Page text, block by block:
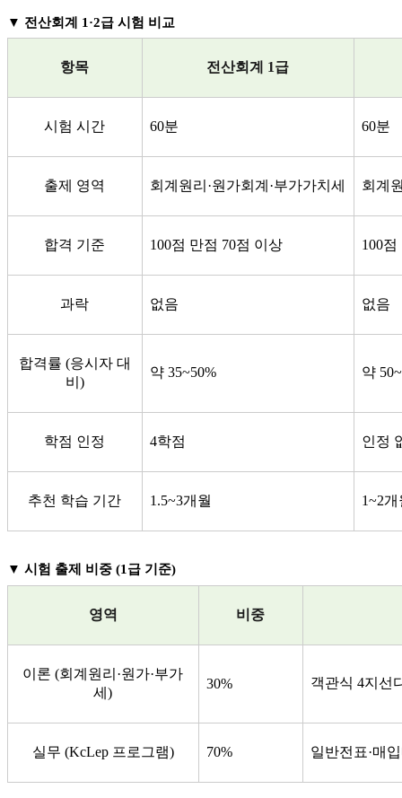
▼ 전산회계 1·2급 시험 비교
항목 전산회계 1급
시험 시간 60분 60분
출제 영역 회계원리·원가회계·부가가치세 회계
합격 기준 100점 만점 70점 이상 100
과락 없음 없음
합격률 (응시자 대
비)
약 35~50% 약
학점 인정 4학점 인정
추천 학습 기간 1.5~3개월 1~2개
▼ 시험 출제 비중 (1급 기준)
영역 비중
이론 (회계원리·원가·부가
세)
30% 객관식 4지선
실무 (KcLep 프로그램) 70% 일반전표·매